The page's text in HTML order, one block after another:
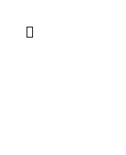
Nákupní